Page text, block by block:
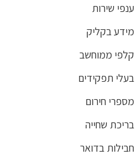
ענפי שירות
מידע בקליק
קלפי ממוחשב
בעלי תפקידים
מספרי חירום
בריכת שחייה
חבילות בדואר